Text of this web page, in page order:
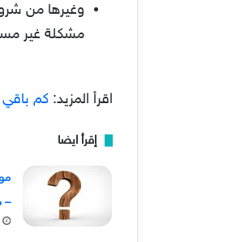
وغيرها من
مشكلة غير
اقرأ المزيد: كم باقي على
إقرأ ايضا
–